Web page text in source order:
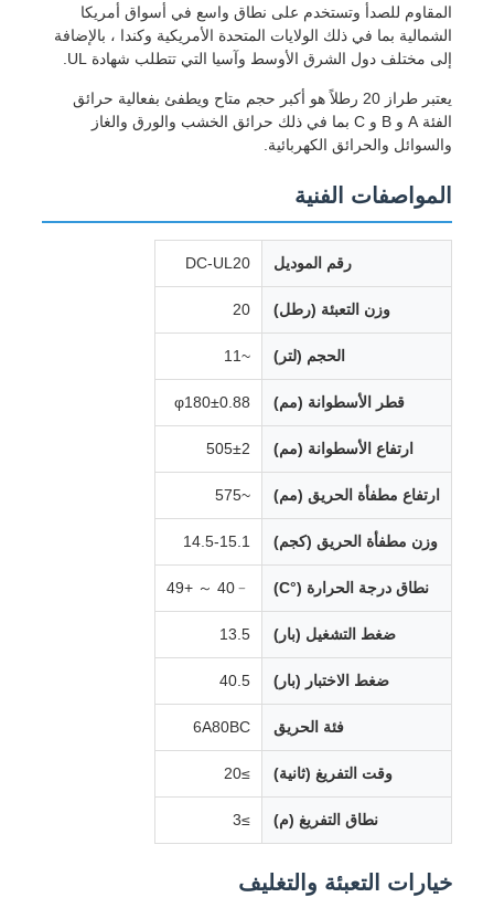
المقاوم للصدأ وتستخدم على نطاق واسع في أسواق أمريكا
الشمالية بما في ذلك الولايات المتحدة الأمريكية وكندا ، بالإضافة
إلى مختلف دول الشرق الأوسط وآسيا التي تتطلب شهادة UL.
يعتبر طراز 20 رطلاً هو أكبر حجم متاح ويطفئ بفعالية حرائق
الفئة A و B و C بما في ذلك حرائق الخشب والورق والغاز
والسوائل والحرائق الكهربائية.
المواصفات الفنية
رقم الموديل DC-UL20
وزن التعبئة (رطل) 20
الحجم (لتر) ~11
قطر الأسطوانة (مم) φ180±0.88
ارتفاع الأسطوانة (مم) 505±2
ارتفاع مطفأة الحريق (مم) ~575
وزن مطفأة الحريق (كجم) 14.5-15.1
نطاق درجة الحرارة (°C) ﹣40 ～ +49
ضغط التشغيل (بار) 13.5
ضغط الاختبار (بار) 40.5
فئة الحريق 6A80BC
وقت التفريغ (ثانية) ≥20
نطاق التفريغ (م) ≥3
خيارات التعبئة والتغليف